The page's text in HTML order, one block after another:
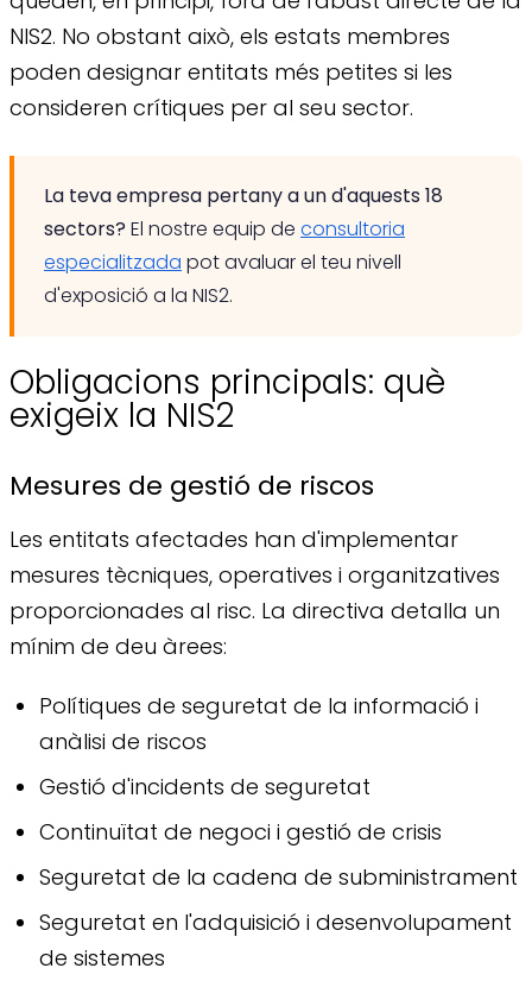
NIS2. No obstant això, els estats membres
poden designar entitats més petites si les
consideren crítiques per al seu sector.
La teva empresa pertany a un d'aquests 18
sectors? El nostre equip de consultoria
especialitzada pot avaluar el teu nivell
d'exposició a la NIS2.
Obligacions principals: què
exigeix la NIS2
Mesures de gestió de riscos
Les entitats afectades han d'implementar
mesures tècniques, operatives i organitzatives
proporcionades al risc. La directiva detalla un
mínim de deu àrees:
Polítiques de seguretat de la informació i
anàlisi de riscos
Gestió d'incidents de seguretat
Continuïtat de negoci i gestió de crisis
Seguretat de la cadena de subministrament
Seguretat en l'adquisició i desenvolupament
de sistemes